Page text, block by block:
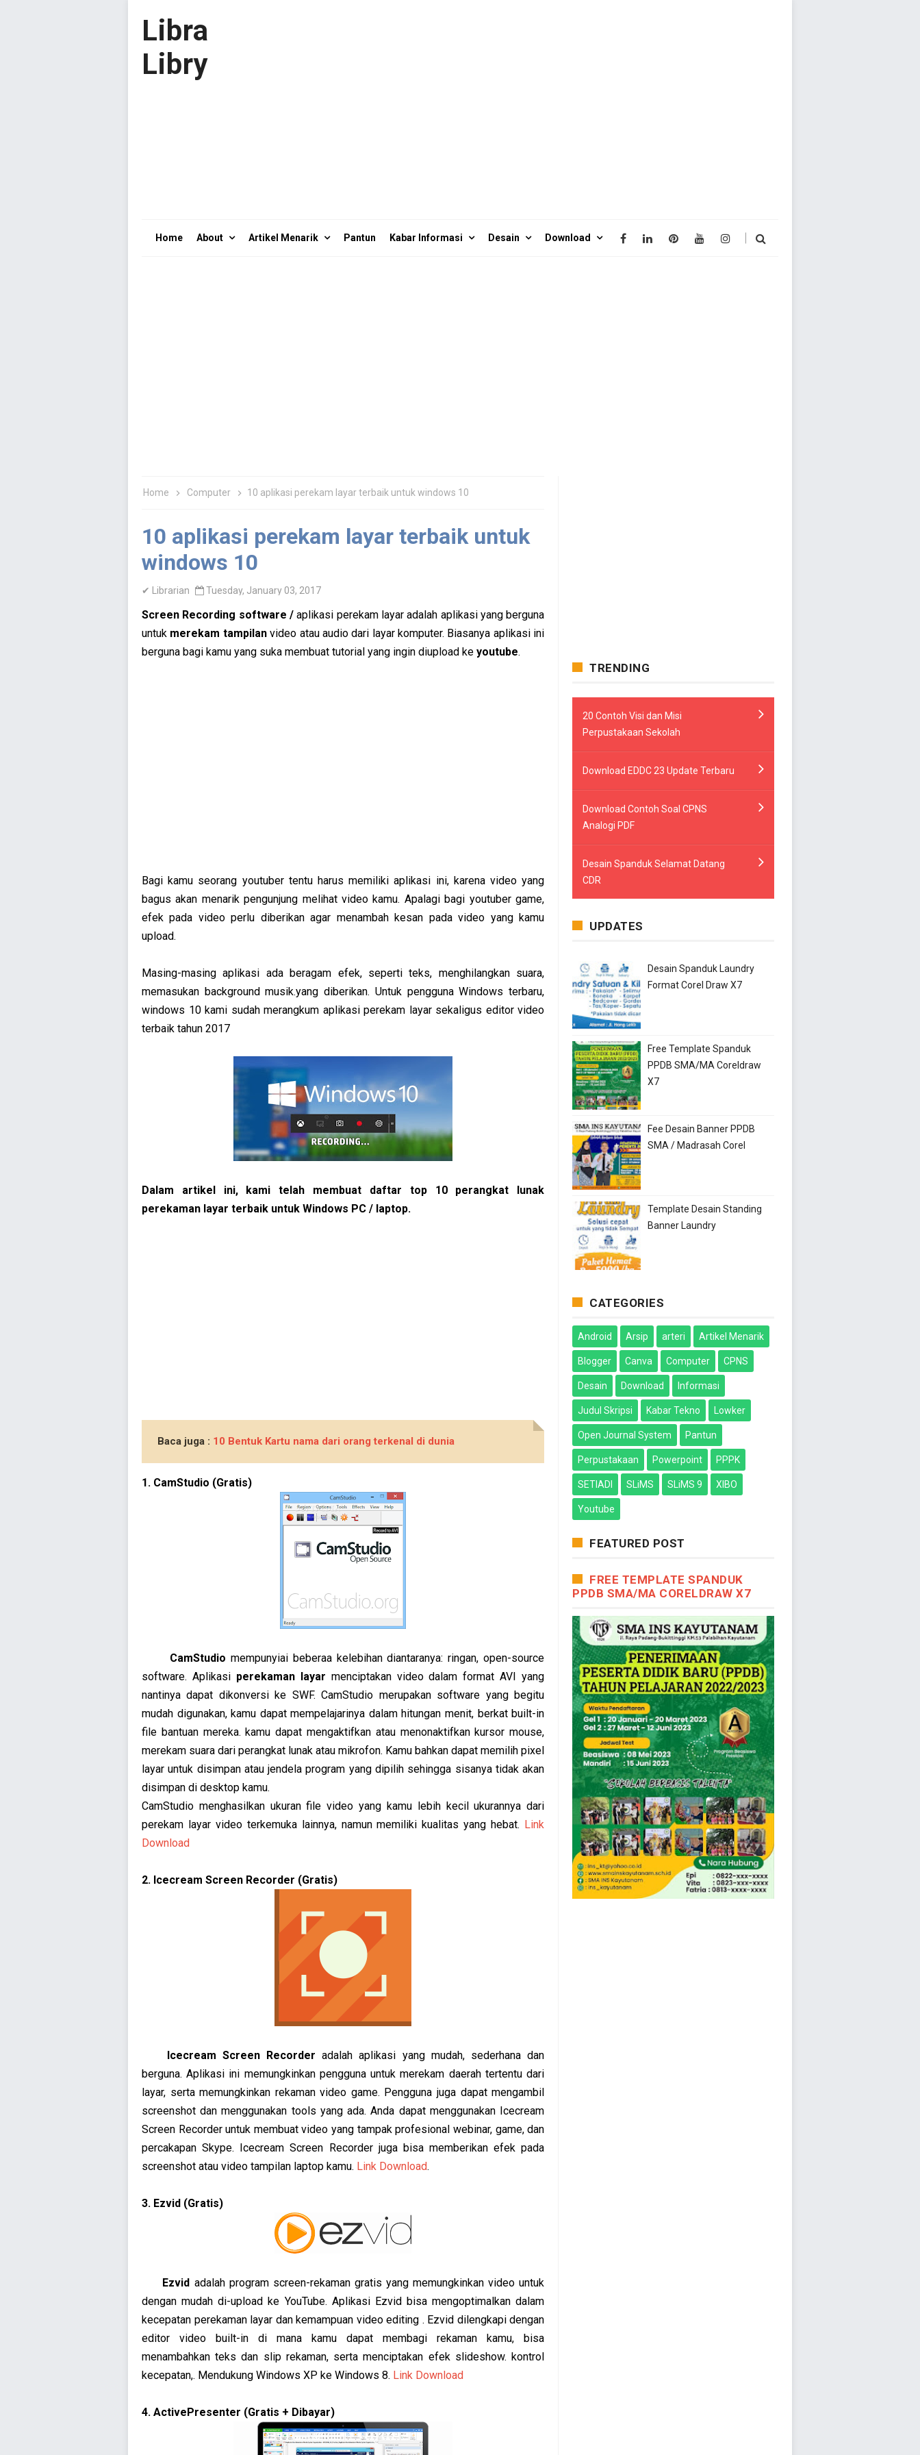
Libra
Libry
Home About Artikel Menarik Pantun Kabar Informasi Desain Download
Home Computer 10 aplikasi perekam layar terbaik untuk windows 10
10 aplikasi perekam layar terbaik untuk
windows 10
✔ Librarian Tuesday, January 03, 2017
Screen Recording software /aplikasi perekam layar adalah aplikasi yang berguna
untuk merekam tampilanvideo atau audio dari layar komputer. Biasanya aplikasi ini
berguna bagi kamu yang suka membuat tutorial yang ingin diupload ke youtube.
Bagi kamu seorang youtuber tentu harus memiliki aplikasi ini, karena video yang
bagus akan menarik pengunjung melihat video kamu. Apalagi bagi youtuber game,
efek pada video perlu diberikan agar menambah kesan pada video yang kamu
upload.
Masing-masing aplikasi ada beragam efek, seperti teks, menghilangkan suara,
memasukan background musik.yang diberikan. Untuk pengguna Windows terbaru,
windows 10 kami sudah merangkum aplikasi perekam layar sekaligus editor video
terbaik tahun 2017
Dalam artikel ini, kami telah membuat daftar top 10 perangkat lunak
perekaman layar terbaik untuk Windows PC / laptop.
Baca juga : 10 Bentuk Kartu nama dari orang terkenal di dunia
1. CamStudio (Gratis)
CamStudio mempunyiai beberaa kelebihan diantaranya: ringan, open-source
software. Aplikasi perekaman layar menciptakan video dalam format AVI yang
nantinya dapat dikonversi ke SWF. CamStudio merupakan software yang begitu
mudah digunakan, kamu dapat mempelajarinya dalam hitungan menit, berkat built-in
file bantuan mereka. kamu dapat mengaktifkan atau menonaktifkan kursor mouse,
merekam suara dari perangkat lunak atau mikrofon. Kamu bahkan dapat memilih pixel
layar untuk disimpan atau jendela program yang dipilih sehingga sisanya tidak akan
disimpan di desktop kamu.
CamStudio menghasilkan ukuran file video yang kamu lebih kecil ukurannya dari
perekam layar video terkemuka lainnya, namun memiliki kualitas yang hebat. Link
Download
2. Icecream Screen Recorder (Gratis)
Icecream Screen Recorder adalah aplikasi yang mudah, sederhana dan
berguna. Aplikasi ini memungkinkan pengguna untuk merekam daerah tertentu dari
layar, serta memungkinkan rekaman video game. Pengguna juga dapat mengambil
screenshot dan menggunakan tools yang ada. Anda dapat menggunakan Icecream
Screen Recorder untuk membuat video yang tampak profesional webinar, game, dan
percakapan Skype. Icecream Screen Recorder juga bisa memberikan efek pada
screenshot atau video tampilan laptop kamu. Link Download.
3. Ezvid (Gratis)
Ezvid adalah program screen-rekaman gratis yang memungkinkan video untuk
dengan mudah di-upload ke YouTube. Aplikasi Ezvid bisa mengoptimalkan dalam
kecepatan perekaman layar dan kemampuan video editing . Ezvid dilengkapi dengan
editor video built-in di mana kamu dapat membagi rekaman kamu, bisa
menambahkan teks dan slip rekaman, serta menciptakan efek slideshow. kontrol
kecepatan,. Mendukung Windows XP ke Windows 8. Link Download
4. ActivePresenter (Gratis + Dibayar)
TRENDING
20 Contoh Visi dan Misi
Perpustakaan Sekolah
Download EDDC 23 Update Terbaru
Download Contoh Soal CPNS
Analogi PDF
Desain Spanduk Selamat Datang
CDR
UPDATES
Desain Spanduk Laundry
Format Corel Draw X7
Free Template Spanduk
PPDB SMA/MA Coreldraw
X7
Fee Desain Banner PPDB
SMA / Madrasah Corel
Template Desain Standing
Banner Laundry
CATEGORIES
Android Arsip arteri Artikel Menarik
Blogger Canva Computer CPNS
Desain Download Informasi
Judul Skripsi Kabar Tekno Lowker
Open Journal System Pantun
Perpustakaan Powerpoint PPPK
SETIADI SLiMS SLiMS 9 XIBO
Youtube
FEATURED POST
FREE TEMPLATE SPANDUK
PPDB SMA/MA CORELDRAW X7